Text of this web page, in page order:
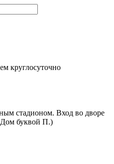
круглосуточно
стадионом. Вход во дворе
Дом буквой П.)